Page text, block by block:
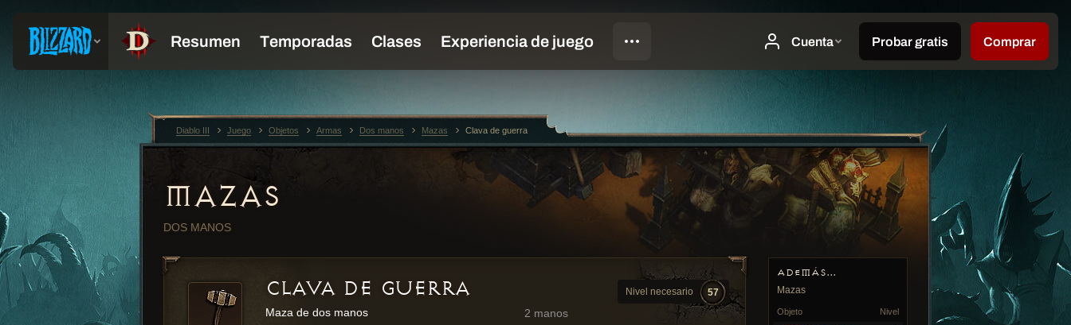
MAZAS
DOS MANOS
ADEMÁS...
Mazas
Nivel
Objeto
Nivel necesario 57
CLAVA DE GUERRA
2 manos
Maza de dos manos
Diablo III Juego Objetos Armas Dos manos Mazas Clava de guerra